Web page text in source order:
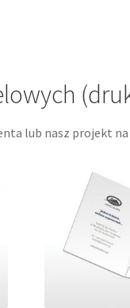
lub nasz projekt na